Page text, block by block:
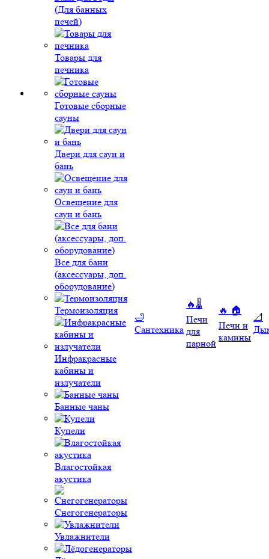
(Для банных
печей)
Товары для
печника
Готовые сборные
сауны
Двери для саун и
бань
Освещение для
саун и бань
Все для бани
(аксессуары, доп.
оборудование)
Термоизоляция
Инфракрасные
кабины и
излучатели
Банные чаны
Купели
Влагостойкая
акустика
Снегогенераторы
Увлажнители
🛁
Сантехника
🔥🌡️
Печи
для
парной
🔥 🏠
Печи и
камины
📐